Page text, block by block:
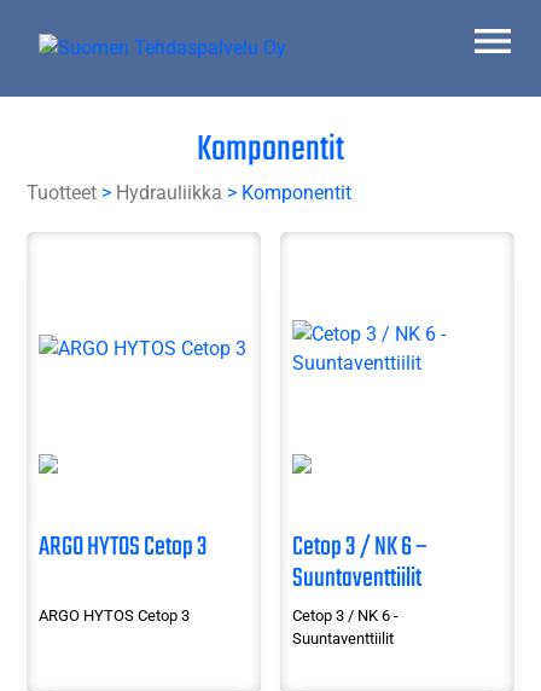
Komponentit
Tuotteet > Hydrauliikka > Komponentit
ARGO HYTOS Cetop 3
ARGO HYTOS Cetop 3
Cetop 3 / NK 6 –
Suuntaventtiilit
Cetop 3 / NK 6 -
Suuntaventtiilit